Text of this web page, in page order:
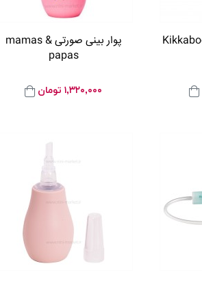
پوار بینی صورتی mamas &
papas
۱,۳۲۰,۰۰۰ تومان